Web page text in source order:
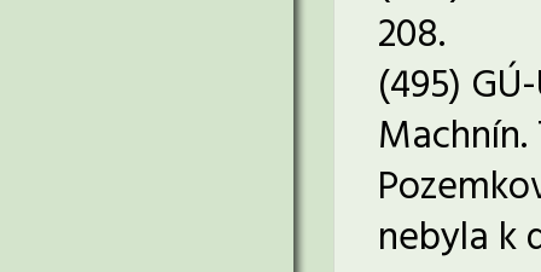
208.
(495)
nebyla k